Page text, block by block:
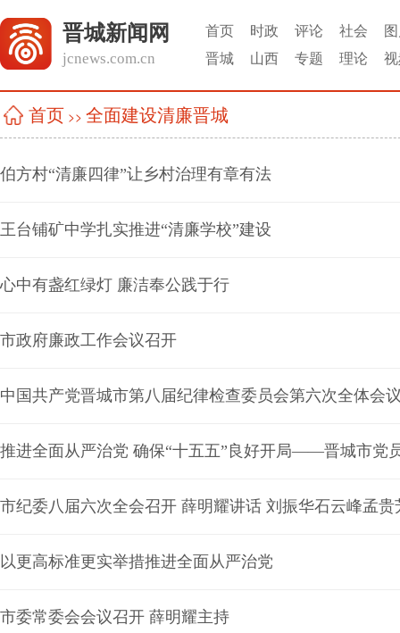
晋城新闻网
jcnews.com.cn
首页 时政 评论 社会
晋城
山西 专题 理论
首页 >> 全面建设清廉晋城
伯方村“清廉四律”让乡村治理有章有法
王台铺矿中学扎实推进“清廉学校”建设
心中有盏红绿灯 廉洁奉公践于行
市政府廉政工作会议召开
中国共产党晋城市第八届纪律检查委员会第六次全体会
推进全面从严治党 确保“十五五”良好开局——晋城市党
市纪委八届六次全会召开 薛明耀讲话 刘振华石云峰孟贵
以更高标准更实举措推进全面从严治党
市委常委会会议召开 薛明耀主持